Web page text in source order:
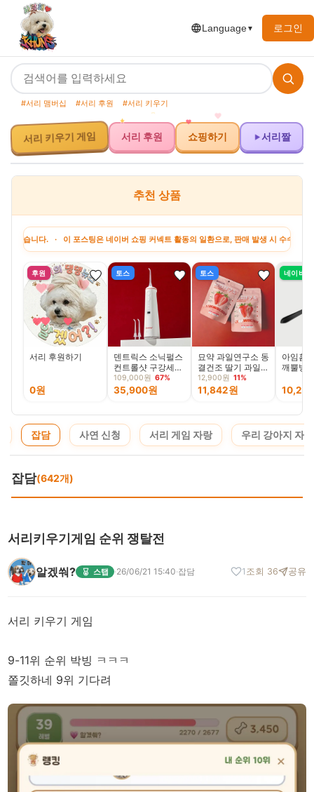
Language▼ 로그인
#서리 맴버십 #서리 후원 #서리 키우기
서리 키우기 게임 서리 후원 쇼핑하기 서리짤
추천 상품
다. · 이 포스팅은 네이버 쇼핑 커넥트 활동의 일환으로, 판매 발생 시 수수료를 제
후원
서리 후원하기
0원
토스
덴트릭스 소닉펄스
컨트롤샷 구강세정
기, 화이트, 1개
109,000원 67%
35,900원
토스
묘약 과일연구소 동
결건조 딸기 과일
칩, 12g, 2팩
12,900원 11%
11,842원
네이버
아임홈
깨뿔방
잡담 사연 신청 서리 게임 자랑 우리 강아지 자랑
잡담(642개)
서리키우기게임 순위 쟁탈전
알겠쒀? 스탭 ·26/06/21 15:40·잡담 1 조회 36 공유
서리 키우기 게임
9-11위 순위 박빙 ㅋㅋㅋ
쫄깃하네 9위 기다려